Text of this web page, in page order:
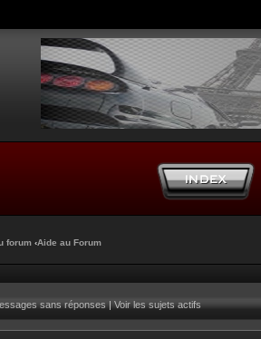
forum ‹Aide au Forum
sans réponses|Voir les sujets actifs